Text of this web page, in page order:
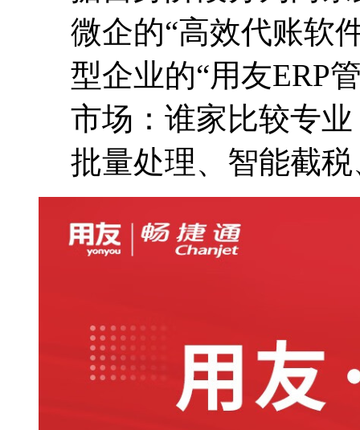
微企的“高效代账软
型企业的“用友ERP
市场：谁家比较专
批量处理、智能截